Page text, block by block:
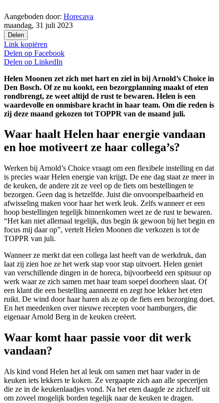
Aangeboden door: Horecava
maandag, 31 juli 2023
Delen
Link kopiëren
Delen op Facebook
Delen op LinkedIn
Helen Moonen zet zich met hart en ziel in bij Arnold’s Choice in
Den Bosch. Of ze nu kookt, een bezorgplanning maakt of eten
rondbrengt, ze weet altijd de rust te bewaren. Helen is een
waardevolle en onmisbare kracht in haar team. Om die reden is
zij deze maand gekozen tot TOPPR van de maand juli.
Waar haalt Helen haar energie vandaan
en hoe motiveert ze haar collega’s?
Werken bij Arnold’s Choice vraagt om een flexibele instelling en dat
is precies waar Helen energie van krijgt. De ene dag staat ze meer in
de keuken, de andere zit ze veel op de fiets om bestellingen te
bezorgen. Geen dag is hetzelfde. Juist die onvoorspelbaarheid en
afwisseling maken voor haar het werk leuk. Zelfs wanneer er een
hoop bestellingen tegelijk binnenkomen weet ze de rust te bewaren.
“Het kan niet allemaal tegelijk, dus begin ik gewoon bij het begin en
focus mij daar op”, vertelt Helen Moonen die verkozen is tot de
TOPPR van juli.
Wanneer ze merkt dat een collega last heeft van de werkdruk, dan
laat zij zien hoe ze het werk stap voor stap uitvoert. Helen geniet
van verschillende dingen in de horeca, bijvoorbeeld een spitsuur op
werk waar ze zich samen met haar team soepel doorheen slaat. Of
een klant die een bestelling aanneemt en zegt hoe lekker het eten
ruikt. De wind door haar haren als ze op de fiets een bezorging doet.
En het meedenken over nieuwe recepten voor hamburgers, die
eigenaar Arnold Berg in de keuken creëert.
Waar komt haar passie voor dit werk
vandaan?
Als kind vond Helen het al leuk om samen met haar vader in de
keuken iets lekkers te koken. Ze vergaapte zich aan alle specerijen
die ze in de keukenlaadjes vond. Na het eten daagde ze zichzelf uit
om zoveel mogelijk borden tegelijk naar de keuken te dragen.